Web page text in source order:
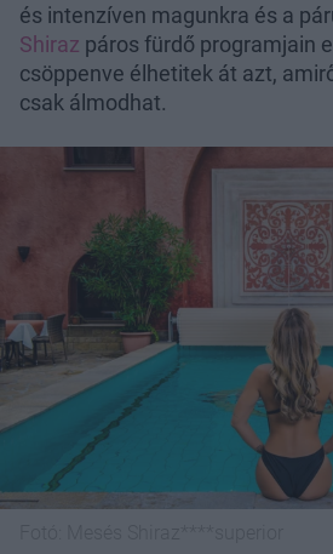
és intenzíven magunkra és a
Shiraz páros fürdő programjain
csöppenve élhetitek át azt,
csak álmodhat.